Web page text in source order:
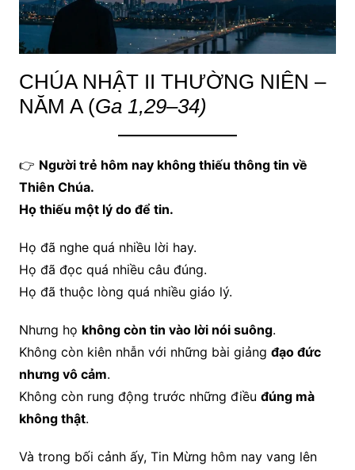
CHÚA NHẬT II THƯỜNG NIÊN –
NĂM A (Ga 1,29–34)
👉 Người trẻ hôm nay không thiếu thông tin về
Thiên Chúa.
Họ thiếu một lý do để tin.
Họ đã nghe quá nhiều lời hay.
Họ đã đọc quá nhiều câu đúng.
Họ đã thuộc lòng quá nhiều giáo lý.
Nhưng họ không còn tin vào lời nói suông.
Không còn kiên nhẫn với những bài giảng đạo đức
nhưng vô cảm.
Không còn rung động trước những điều đúng mà
không thật.
Và trong bối cảnh ấy, Tin Mừng hôm nay vang lên